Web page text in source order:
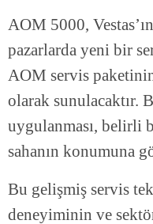
AOM 5000,
pazarlarda yeni bir
AOM servis
olarak sunulacaktır.
uygulanması, belirli
sahanın konumuna
Bu gelişmiş servis
deneyiminin ve